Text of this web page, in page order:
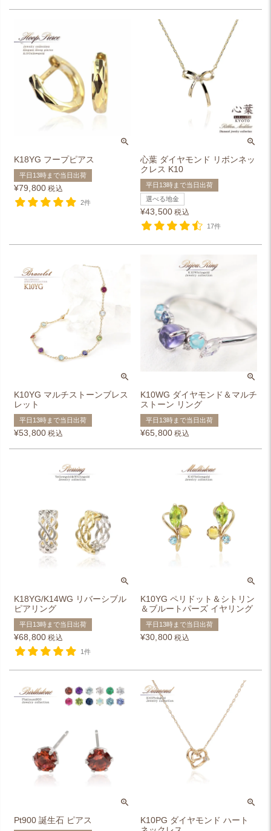
K18YG フープピアス
平日13時まで当日出荷
¥79,800 税込
2件
心葉 ダイヤモンド リボンネッ
クレス K10
平日13時まで当日出荷
選べる地金
¥43,500 税込
17件
K10YG マルチストーンブレス
レット
平日13時まで当日出荷
¥53,800 税込
K10WG ダイヤモンド＆マルチ
ストーン リング
平日13時まで当日出荷
¥65,800 税込
K18YG/K14WG リバーシブル
ピアリング
平日13時まで当日出荷
¥68,800 税込
1件
K10YG ペリドット＆シトリン
＆ブルートパーズ イヤリング
平日13時まで当日出荷
¥30,800 税込
Pt900 誕生石 ピアス
K10PG ダイヤモンド ハート